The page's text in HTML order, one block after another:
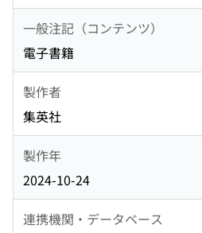
一般注記（コンテンツ）
電子書籍
製作者
集英社
製作年
2024-10-24
連携機関・データベース